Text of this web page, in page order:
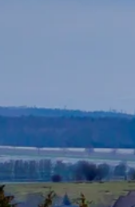
Themen